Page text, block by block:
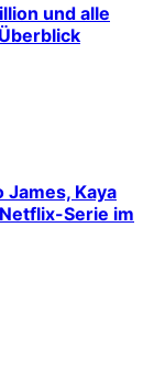
und alle
Kaya
Serie im